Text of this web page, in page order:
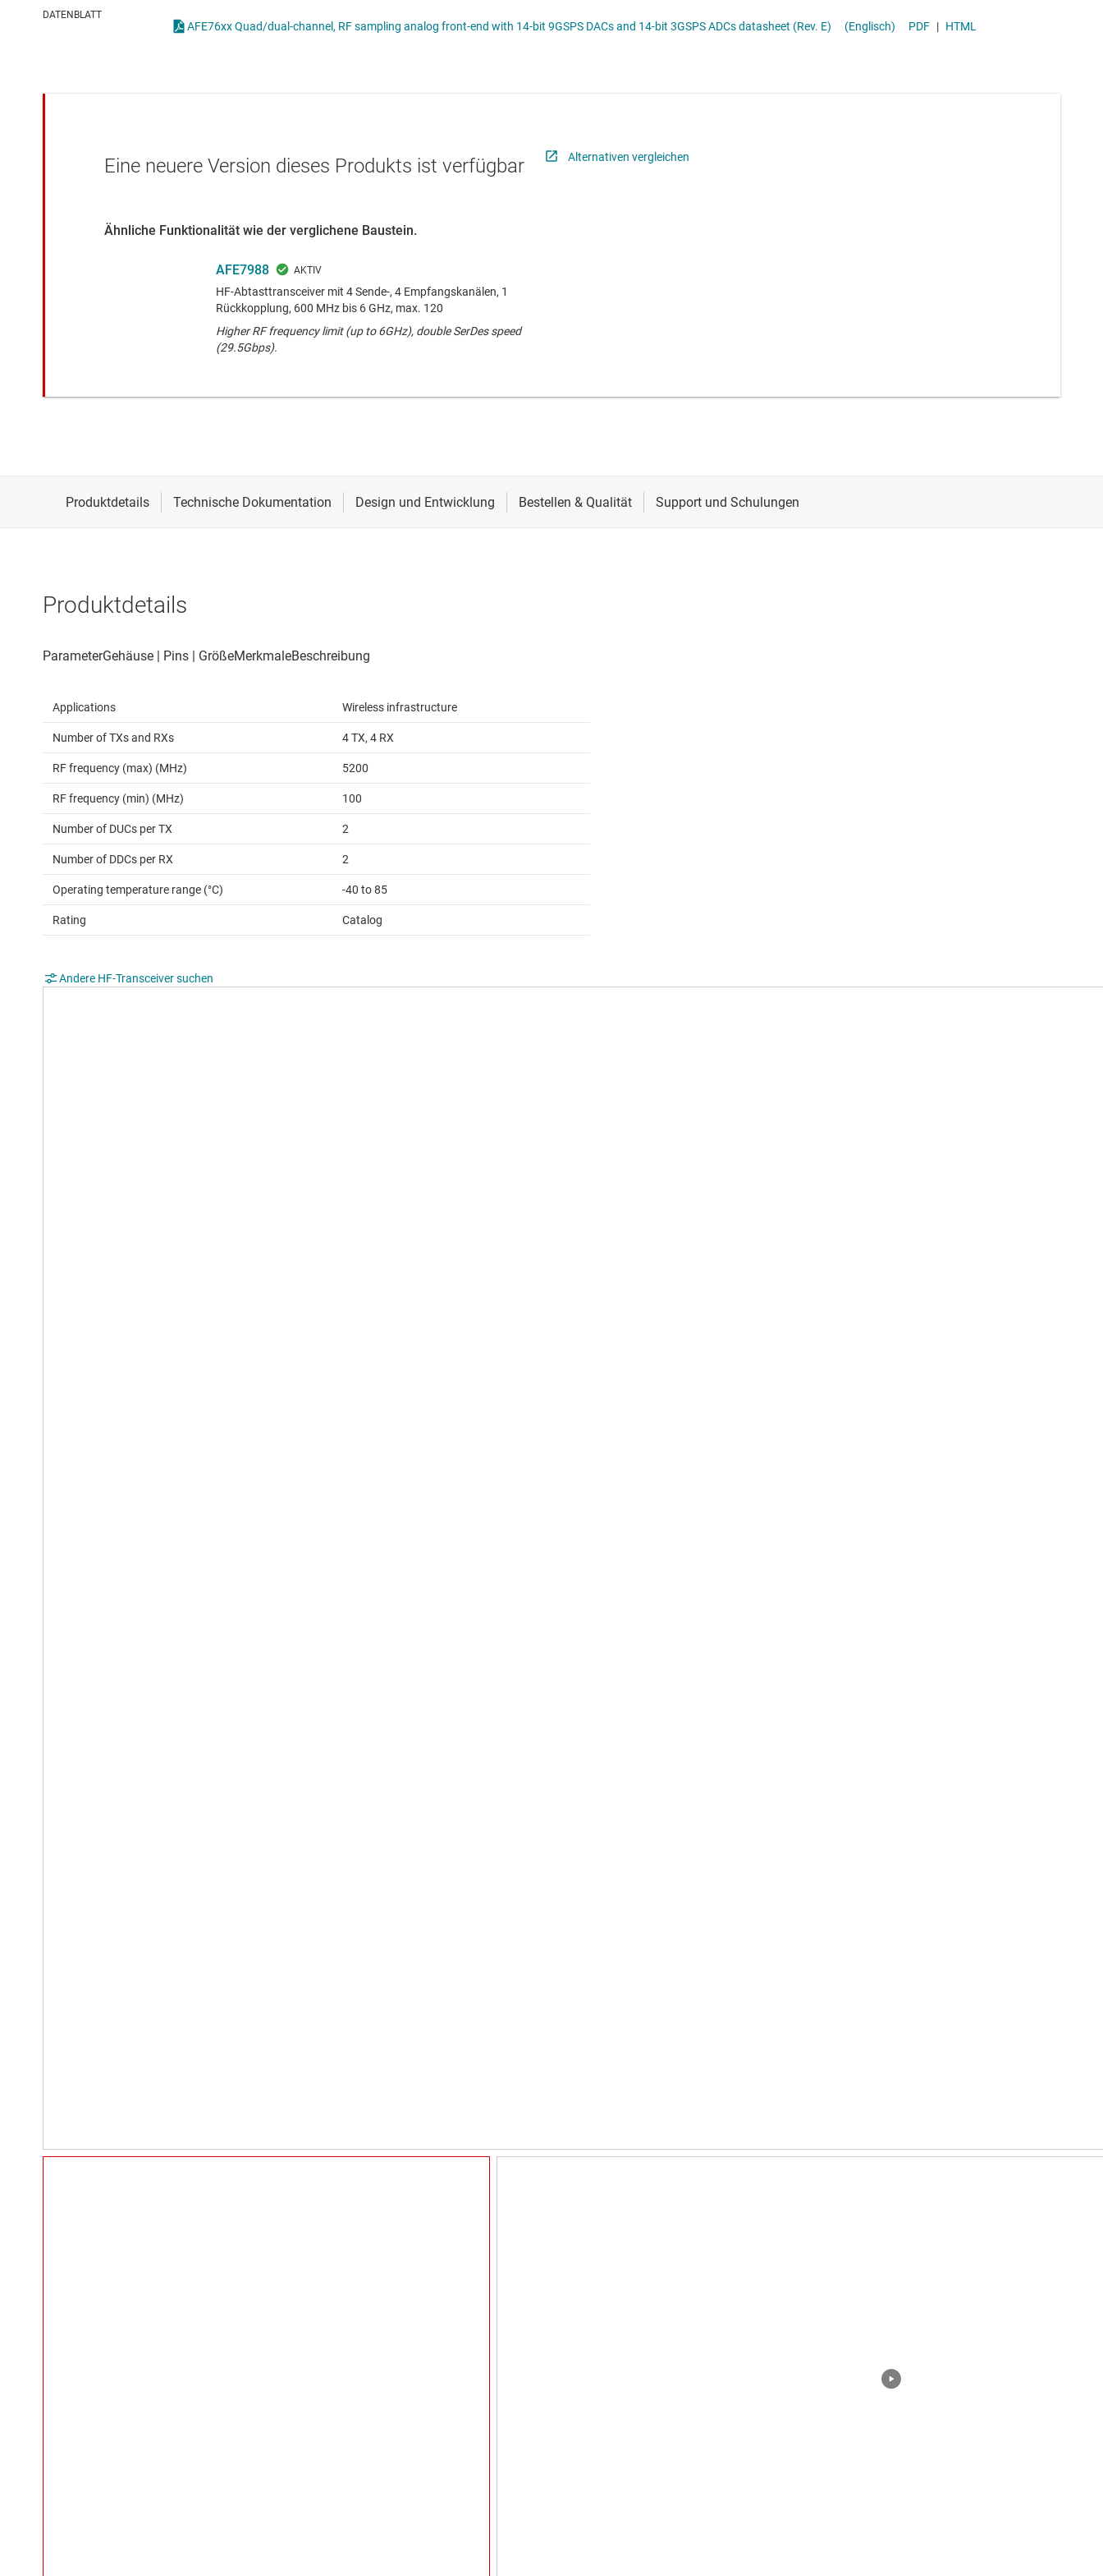
DATENBLATT
AFE76xx Quad/dual-channel, RF sampling analog front-end with 14-bit 9GSPS DACs and 14-bit 3GSPS ADCs datasheet (Rev. E) (Englisch) PDF | HTML
Eine neuere Version dieses Produkts ist verfügbar Alternativen vergleichen
Ähnliche Funktionalität wie der verglichene Baustein.
AFE7988
HF-Abtasttransceiver mit 4 Sende-, 4 Empfangskanälen, 1
Rückkopplung, 600 MHz bis 6 GHz, max. 120
Higher RF frequency limit (up to 6GHz), double SerDes speed
(29.5Gbps).
Produktdetails
Applications Wireless infrastructure
Number of TXs and RXs 4 TX, 4 RX
RF frequency (max) (MHz) 5200
RF frequency (min) (MHz) 100
Number of DUCs per TX 2
Number of DDCs per RX 2
Operating temperature range (°C) -40 to 85
Rating Catalog
Andere HF-Transceiver suchen